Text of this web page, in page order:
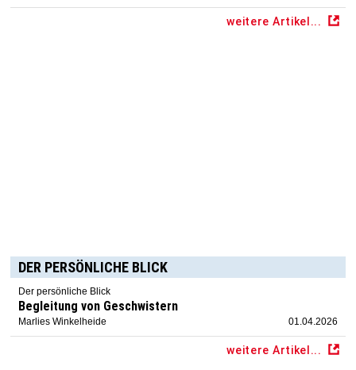
weitere Artikel...
DER PERSÖNLICHE BLICK
Der persönliche Blick
Begleitung von Geschwistern
Marlies Winkelheide 01.04.2026
weitere Artikel...